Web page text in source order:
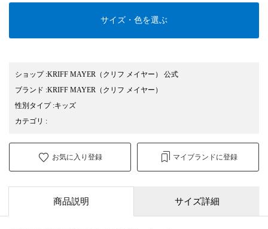
サイズ・色を選ぶ
ショップ:KRIFF MAYER（クリフ メイヤー） 公式
ブランド :KRIFF MAYER （クリフ メイヤー）
性別タイプ:キッズ
カテゴリ :
お気に入り登録 マイブランドに登録
商品説明 サイズ詳細